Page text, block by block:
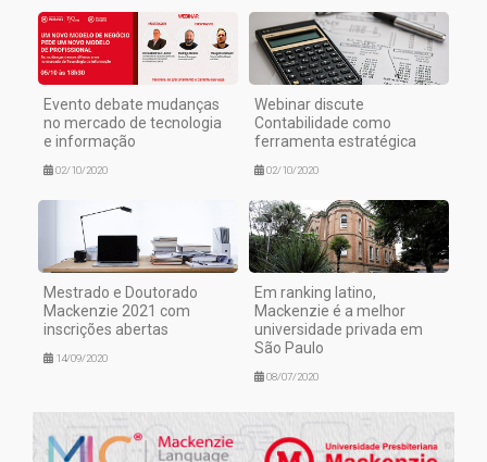
Evento debate mudanças
no mercado de tecnologia
e informação
02/10/2020
Webinar discute
Contabilidade como
ferramenta estratégica
02/10/2020
Mestrado e Doutorado
Mackenzie 2021 com
inscrições abertas
14/09/2020
Em ranking latino,
Mackenzie é a melhor
universidade privada em
São Paulo
08/07/2020